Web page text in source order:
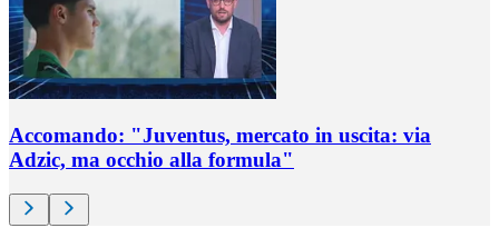
Accomando: "Juventus, mercato in uscita: via
Adzic, ma occhio alla formula"